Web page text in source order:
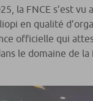
la FNCE s’est vu
en qualité
officielle qui
le domaine de